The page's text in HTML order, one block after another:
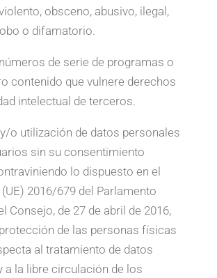
obsceno, abusivo, ilegal,
o difamatorio.
de serie de programas o
contenido que vulnere derechos
intelectual de terceros.
o utilización de datos personales
sin su consentimiento
lo dispuesto en el
2016/679 del Parlamento
Consejo, de 27 de abril de 2016,
de las personas físicas
al tratamiento de datos
a la libre circulación de los